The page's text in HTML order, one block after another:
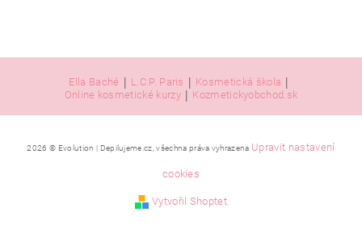
Ella Baché | L.C.P. Paris | Kosmetická škola |
Online kosmetické kurzy | Kozmetickyobchod.sk
2026 © Evolution | Depilujeme.cz, všechna práva vyhrazena Upravit nastavení
cookies
Vytvořil Shoptet